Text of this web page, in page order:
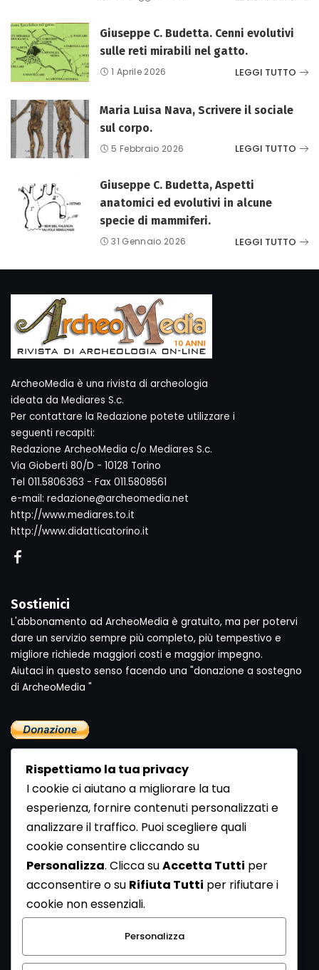
Giuseppe C. Budetta. Cenni evolutivi
sulle reti mirabili nel gatto.
1 Aprile 2026 LEGGI TUTTO
Maria Luisa Nava, Scrivere il sociale
sul corpo.
5 Febbraio 2026 LEGGI TUTTO
Giuseppe C. Budetta, Aspetti
anatomici ed evolutivi in alcune
specie di mammiferi.
31 Gennaio 2026 LEGGI TUTTO
ArcheoMedia è una rivista di archeologia
ideata da Mediares S.c.
Per contattare la Redazione potete utilizzare i
seguenti recapiti:
Redazione ArcheoMedia c/o Mediares S.c.
Via Gioberti 80/D - 10128 Torino
Tel 011.5806363 - Fax 011.5808561
e-mail: redazione@archeomedia.net
http://www.mediares.to.it
http://www.didatticatorino.it
Sostienici
L'abbonamento ad ArcheoMedia è gratuito, ma per potervi
dare un servizio sempre più completo, più tempestivo e
migliore richiede maggiori costi e maggior impegno.
Aiutaci in questo senso facendo una "donazione a sostegno
di ArcheoMedia "
Newsletter
Se vuoi ricevere la Rivista gratuita di archeologia realizzata
dalla Redazione di ArcheoMedia iscriviti alla nostra
Newsletter [Clicca Qui]
Con l'invio del messaggio l'utente dichiara di aver letto
l’informativa sulla privacy e di acconsentire al trattamento
dei propri dati personali.
Rispettiamo la tua privacy
I cookie ci aiutano a migliorare la tua
esperienza, fornire contenuti personalizzati e
analizzare il traffico. Puoi scegliere quali
cookie consentire cliccando su
Personalizza. Clicca suAccetta Tutti per
acconsentire o su Rifiuta Tutti per rifiutare i
cookie non essenziali.
Personalizza